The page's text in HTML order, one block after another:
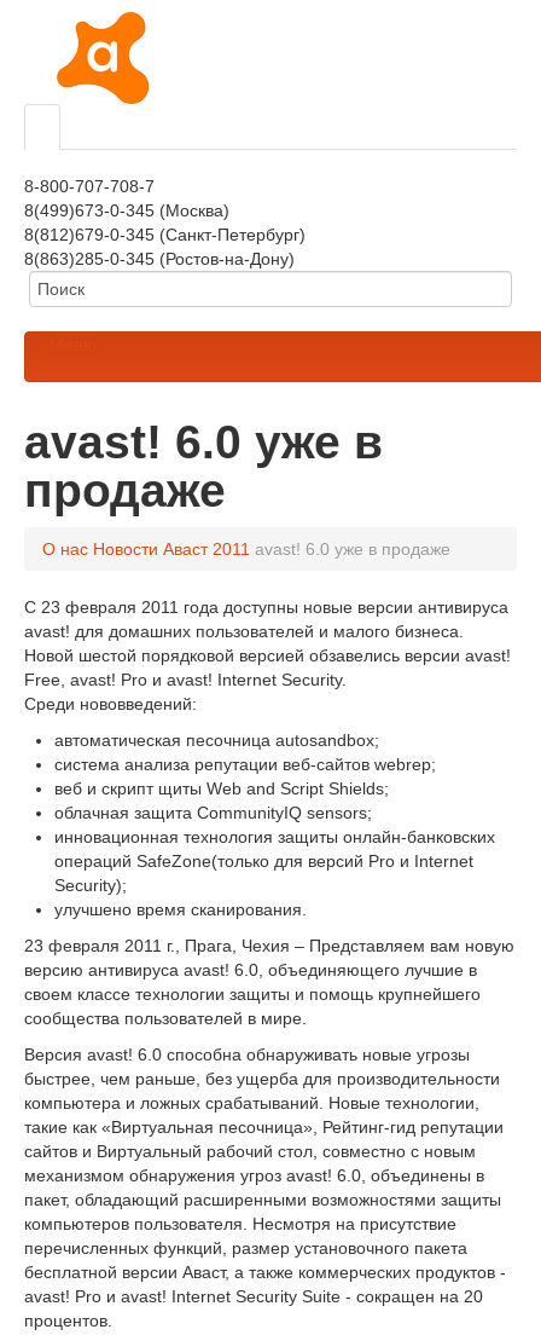
8-800-707-708-7
8(499)673-0-345 (Москва)
8(812)679-0-345 (Санкт-Петербург)
8(863)285-0-345 (Ростов-на-Дону)
avast! 6.0 уже в
продаже
О нас Новости Аваст 2011 avast! 6.0 уже в продаже
С 23 февраля 2011 года доступны новые версии антивируса
avast! для домашних пользователей и малого бизнеса.
Новой шестой порядковой версией обзавелись версии avast!
Free, avast! Pro и avast! Internet Security.
Среди нововведений:
автоматическая песочница autosandbox;
система анализа репутации веб-сайтов webrep;
веб и скрипт щиты Web and Script Shields;
облачная защита CommunityIQ sensors;
инновационная технология защиты онлайн-банковских
операций SafeZone(только для версий Pro и Internet
Security);
улучшено время сканирования.
23 февраля 2011 г., Прага, Чехия – Представляем вам новую
версию антивируса avast! 6.0, объединяющего лучшие в
своем классе технологии защиты и помощь крупнейшего
сообщества пользователей в мире.
Версия avast! 6.0 способна обнаруживать новые угрозы
быстрее, чем раньше, без ущерба для производительности
компьютера и ложных срабатываний. Новые технологии,
такие как «Виртуальная песочница», Рейтинг-гид репутации
сайтов и Виртуальный рабочий стол, совместно с новым
механизмом обнаружения угроз avast! 6.0, объединены в
пакет, обладающий расширенными возможностями защиты
компьютеров пользователя. Несмотря на присутствие
перечисленных функций, размер установочного пакета
бесплатной версии Аваст, а также коммерческих продуктов -
avast! Pro и avast! Internet Security Suite - сокращен на 20
процентов.